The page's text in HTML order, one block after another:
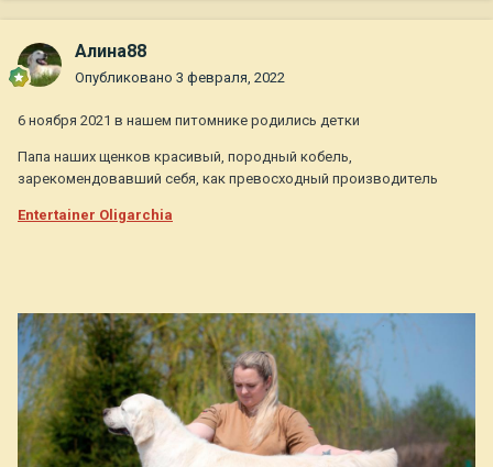
Алина88
Опубликовано 3 февраля, 2022
6 ноября 2021 в нашем питомнике родились детки
Папа наших щенков красивый, породный кобель,
зарекомендовавший себя, как превосходный производитель
Entertainer Oligarchia